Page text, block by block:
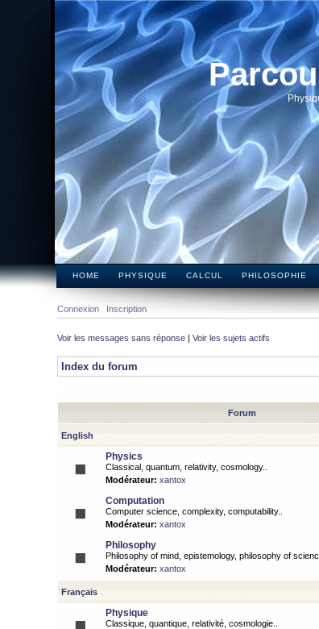
HOME PHYSIQUE CALCUL PHILOSOPHIE
Connexion Inscription
Voir les messages sans réponse | Voir les sujets actifs
Index du forum
Forum
English
Physics
Classical, quantum, relativity, cosmology..
Modérateur: xantox
Computation
Computer science, complexity, computability..
Modérateur: xantox
Philosophy
Philosophy of mind, epistemology, philosophy of
Modérateur: xantox
Français
Physique
Classique, quantique, relativité, cosmologie..